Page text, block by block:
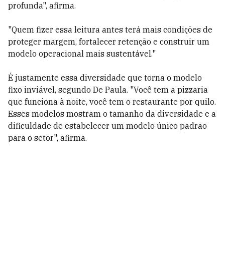
profunda", afirma.
"Quem fizer essa leitura antes terá mais condições de
proteger margem, fortalecer retenção e construir um
modelo operacional mais sustentável."
É justamente essa diversidade que torna o modelo
fixo inviável, segundo De Paula. "Você tem a pizzaria
que funciona à noite, você tem o restaurante por quilo.
Esses modelos mostram o tamanho da diversidade e a
dificuldade de estabelecer um modelo único padrão
para o setor", afirma.